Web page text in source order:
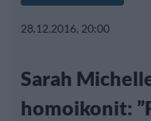
28.12.2016, 20:00
Sarah
homoikonit: